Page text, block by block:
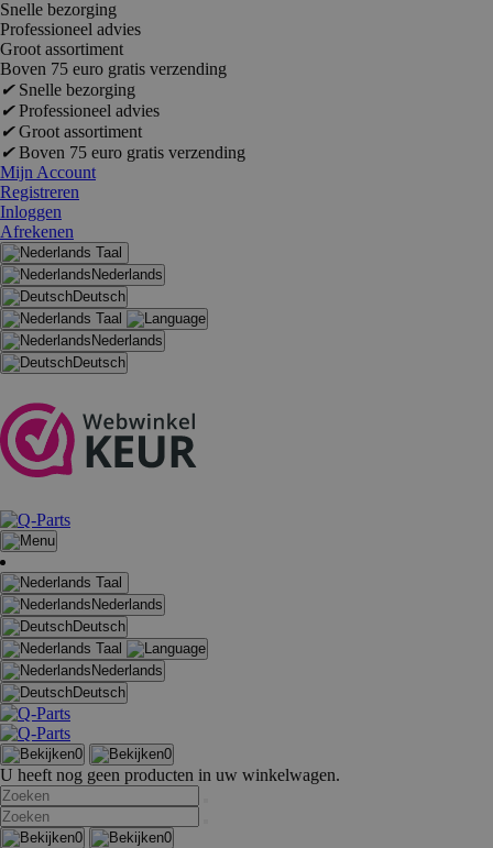
Snelle bezorging
Professioneel advies
Groot assortiment
Boven 75 euro gratis verzending
✔Snelle bezorging
✔Professioneel advies
✔Groot assortiment
✔Boven 75 euro gratis verzending
Mijn Account
Registreren
Inloggen
Afrekenen
Taal
Nederlands
Deutsch
Taal
Nederlands
Deutsch
Taal
Nederlands
Deutsch
Taal
Nederlands
Deutsch
0 0
U heeft nog geen producten in uw winkelwagen.
0 0